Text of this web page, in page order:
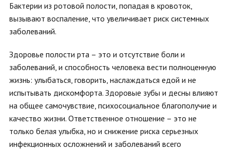
Бактерии из ротовой полости, попадая в кровоток,
вызывают воспаление, что увеличивает риск системных
заболеваний.
Здоровье полости рта – это и отсутствие боли и
заболеваний, и способность человека вести полноценную
жизнь: улыбаться, говорить, наслаждаться едой и не
испытывать дискомфорта. Здоровые зубы и десны влияют
на общее самочувствие, психосоциальное благополучие и
качество жизни. Ответственное отношение – это не
только белая улыбка, но и снижение риска серьезных
инфекционных осложнений и заболеваний всего